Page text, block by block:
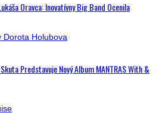
Oravca: Inovatívny Big Band Ocenila
Predstavuje Nový Album MANTRAS With &